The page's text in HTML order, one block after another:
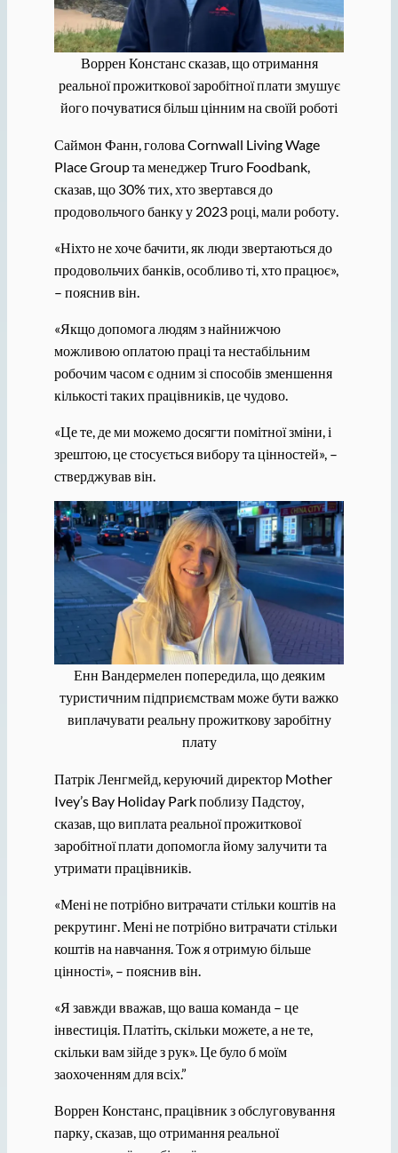
Воррен Констанс сказав, що отримання
реальної прожиткової заробітної плати змушує
його почуватися більш цінним на своїй роботі
Саймон Фанн, голова Cornwall Living Wage
Place Group та менеджер Truro Foodbank,
сказав, що 30% тих, хто звертався до
продовольчого банку у 2023 році, мали роботу.
«Ніхто не хоче бачити, як люди звертаються до
продовольчих банків, особливо ті, хто працює»,
– пояснив він.
«Якщо допомога людям з найнижчою
можливою оплатою праці та нестабільним
робочим часом є одним зі способів зменшення
кількості таких працівників, це чудово.
«Це те, де ми можемо досягти помітної зміни, і
зрештою, це стосується вибору та цінностей», –
стверджував він.
Енн Вандермелен попередила, що деяким
туристичним підприємствам може бути важко
виплачувати реальну прожиткову заробітну
плату
Патрік Ленгмейд, керуючий директор Mother
Ivey’s Bay Holiday Park поблизу Падстоу,
сказав, що виплата реальної прожиткової
заробітної плати допомогла йому залучити та
утримати працівників.
«Мені не потрібно витрачати стільки коштів на
рекрутинг. Мені не потрібно витрачати стільки
коштів на навчання. Тож я отримую більше
цінності», – пояснив він.
«Я завжди вважав, що ваша команда – це
інвестиція. Платіть, скільки можете, а не те,
скільки вам зійде з рук». Це було б моїм
заохоченням для всіх.”
Воррен Констанс, працівник з обслуговування
парку, сказав, що отримання реальної